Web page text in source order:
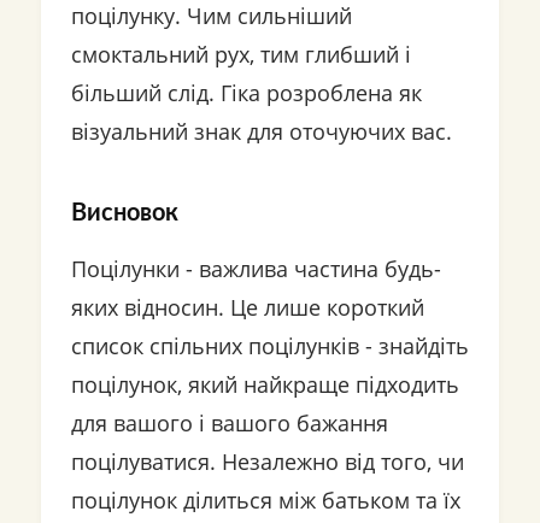
поцілунку. Чим сильніший
смоктальний рух, тим глибший і
більший слід. Гіка розроблена як
візуальний знак для оточуючих вас.
Висновок
Поцілунки - важлива частина будь-
яких відносин. Це лише короткий
список спільних поцілунків - знайдіть
поцілунок, який найкраще підходить
для вашого і вашого бажання
поцілуватися. Незалежно від того, чи
поцілунок ділиться між батьком та їх